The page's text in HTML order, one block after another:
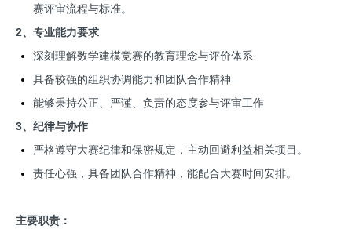
赛评审流程与标准。
2、专业能力要求
深刻理解数学建模竞赛的教育理念与评价体系
具备较强的组织协调能力和团队合作精神
能够秉持公正、严谨、负责的态度参与评审工作
3、纪律与协作
严格遵守大赛纪律和保密规定，主动回避利益相关项目。
责任心强，具备团队合作精神，能配合大赛时间安排。
主要职责：